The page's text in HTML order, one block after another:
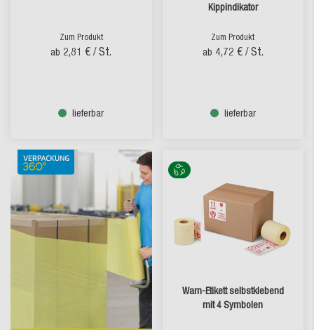
Zum Produkt
ab 2,81 € / St.
lieferbar
Kippindikator
Zum Produkt
ab 4,72 € / St.
lieferbar
Warn-Etikett selbstklebend
mit 4 Symbolen